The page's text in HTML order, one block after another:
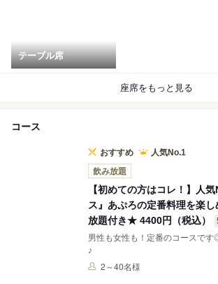
テーブル席
座席をもっと見る
コース
おすすめ
人気No.1
飲み放題
【初めての方はコレ！】人
ス』あぷろの定番料理を楽
放題付き★ 4400円（税込）
男性も女性も！定番のコースです◎◎ 飲み放題付
♪
2～40名様